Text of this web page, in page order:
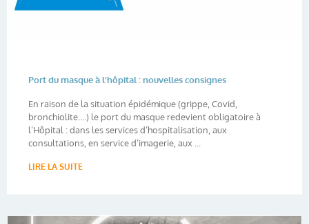
Port du masque à l’hôpital : nouvelles consignes
En raison de la situation épidémique (grippe, Covid,
bronchiolite….) le port du masque redevient obligatoire à
l’Hôpital : dans les services d’hospitalisation, aux
consultations, en service d’imagerie, aux ...
LIRE LA SUITE